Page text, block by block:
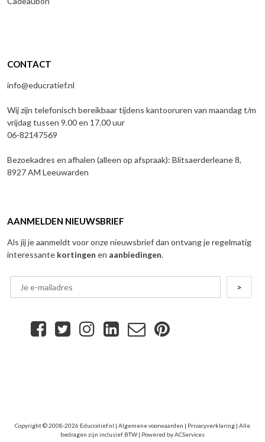
CONTACT
info@educratief.nl
Wij zijn telefonisch bereikbaar tijdens kantooruren van maandag t/m
vrijdag tussen 9.00 en 17.00 uur
06-82147569
Bezoekadres en afhalen (alleen op afspraak): Blitsaerderleane 8,
8927 AM Leeuwarden
AANMELDEN NIEUWSBRIEF
Als jij je aanmeldt voor onze nieuwsbrief dan ontvang je regelmatig
interessante kortingen en aanbiedingen.
Copyright © 2008-2026 Educratief.nl | Algemene voorwaarden | Privacyverklaring | Alle
bedragen zijn inclusief BTW | Powered byACServices